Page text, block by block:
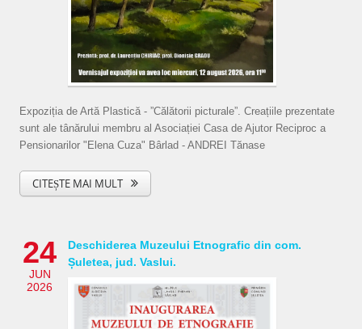
Expoziția de Artă Plastică - ”Călătorii picturale”. Creațiile prezentate
sunt ale tânărului membru al Asociației Casa de Ajutor Reciproc a
Pensionarilor "Elena Cuza" Bârlad - ANDREI Tănase
CITEȘTE MAI MULT
24
JUN
2026
Deschiderea Muzeului Etnografic din com.
Șuletea, jud. Vaslui.